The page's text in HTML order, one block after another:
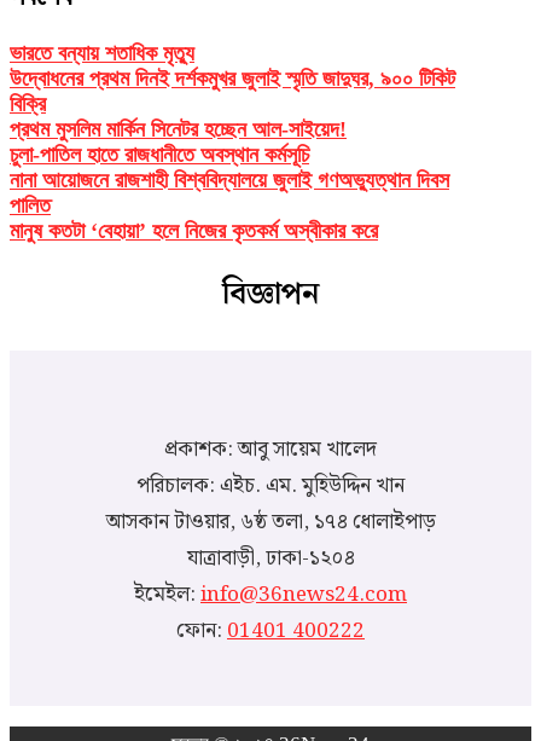
ভারতে বন্যায় শতাধিক মৃত্যু
উদ্বোধনের প্রথম দিনই দর্শকমুখর জুলাই স্মৃতি জাদুঘর, ৯০০ টিকিট
বিক্রি
প্রথম মুসলিম মার্কিন সিনেটর হচ্ছেন আল-সাইয়েদ!
চুলা-পাতিল হাতে রাজধানীতে অবস্থান কর্মসূচি
নানা আয়োজনে রাজশাহী বিশ্ববিদ্যালয়ে জুলাই গণঅভ্যুত্থান দিবস
পালিত
মানুষ কতটা ‘বেহায়া’ হলে নিজের কৃতকর্ম অস্বীকার করে
বিজ্ঞাপন
প্রকাশক: আবু সায়েম খালেদ
পরিচালক: এইচ. এম. মুহিউদ্দিন খান
আসকান টাওয়ার, ৬ষ্ঠ তলা, ১৭৪ ধোলাইপাড়
যাত্রাবাড়ী, ঢাকা-১২০৪
ইমেইল:info@36news24.com
ফোন:01401 400222